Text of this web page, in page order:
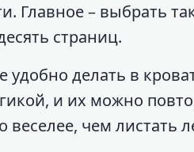
Главное – выбрать
страниц.
делать в
и их можно
чем листать